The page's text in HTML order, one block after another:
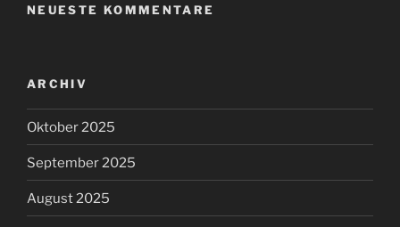
NEUESTE KOMMENTARE
ARCHIV
Oktober 2025
September 2025
August 2025